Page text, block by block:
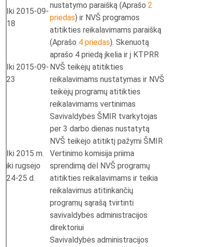
Iki 2015-09-
18
nustatymo paraišką (Aprašo 2
priedas) ir NVŠ programos
atitikties reikalavimams paraišką
(Aprašo 4 priedas). Skenuotą
aprašo 4 priedą įkelia ir į KTPRR
Iki 2015-09-
23
NVŠ teikėjų atitikties
reikalavimams nustatymas ir NVŠ
teikėjų programų atitikties
reikalavimams vertinimas
Savivaldybės ŠMIR tvarkytojas
per 3 darbo dienas nustatytą
NVŠ teikėjo atitiktį pažymi ŠMIR
Iki 2015 m.
iki rugsėjo
24-25 d.
Vertinimo komisija priima
sprendimą dėl NVŠ programų
atitikties reikalavimams ir teikia
reikalavimus atitinkančių
programų sąrašą tvirtinti
savivaldybės administracijos
direktoriui
Savivaldybės administracijos